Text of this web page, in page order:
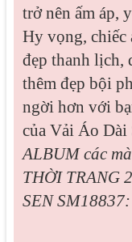
trở nên ấm áp,
Hy vọng, chiếc
đẹp thanh lịch,
thêm đẹp bội
ngời hơn với
của Vải Áo Dài
ALBUM các
THỜI TRANG
SEN SM18837: